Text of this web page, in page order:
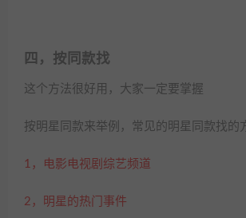
四，按同款找
这个方法很好用，大家一定要掌握
按明星同款来举例，常见的明星同款找的
1，电影电视剧综艺频道
2，明星的热门事件